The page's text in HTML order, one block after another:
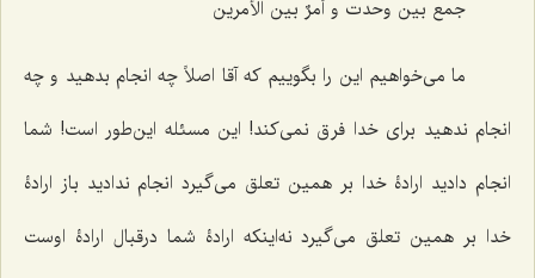
جمع بین وحدت و أمرٌ بین الأمرین
ما می‌خواهیم این را بگوییم که آقا اصلاً چه انجام بدهید و چه
انجام ندهید برای خدا فرق نمی‌کند! این مسئله این‌طور است! شما
انجام دادید ارادۀ خدا بر همین تعلق می‌گیرد انجام ندادید باز ارادۀ
خدا بر همین تعلق می‌گیرد نه‌اینکه ارادۀ شما درقبال ارادۀ اوست